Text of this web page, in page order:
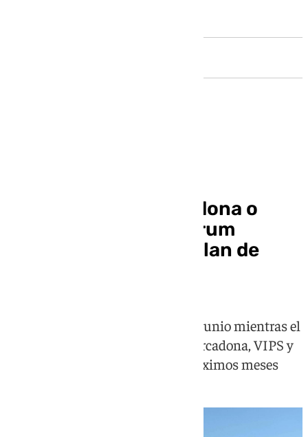
Nuevos cines, Mercadona o
Costco: Málaga Nostrum
avanza en su mayor plan de
MK2 Cines Premium abre el 5 de junio mientras el
complejo ultima la llegada de Mercadona, VIPS y
el hipermercado Costco en los próximos meses